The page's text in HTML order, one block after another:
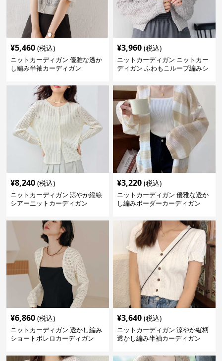
¥5,460 (税込)
ニットカーディガン 優雅な透か
し編み半袖カーディガン
¥3,960 (税込)
ニットカーディガン ニットカー
ディガン ふわもこループ編みシ
¥8,240 (税込)
ニットカーディガン 涼やか縦線
シアーニットカーディガン
¥3,220 (税込)
ニットカーディガン 優雅な透か
し編みボーダーカーディガン
¥6,860 (税込)
ニットカーディガン 透かし編み
ショートボレロカーディガン
¥3,640 (税込)
ニットカーディガン 涼やか縦柄
透かし編み半袖カーディガン